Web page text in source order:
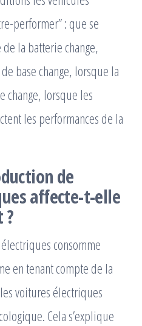
performer” : que se
la batterie change,
base change, lorsque la
change, lorsque les
les performances de la
de
affecte-t-elle
?
consomme
en tenant compte de la
voitures électriques
Cela s’explique